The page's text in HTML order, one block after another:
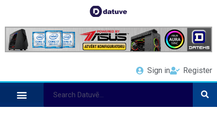
Sign in Register